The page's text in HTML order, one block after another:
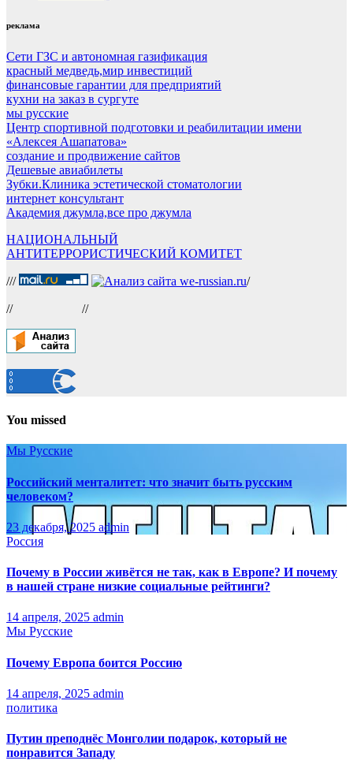
реклама
Сети ГЗС и автономная газификация
красный медведь,мир инвестиций
финансовые гарантии для предприятий
кухни на заказ в сургуте
мы русские
Центр спортивной подготовки и реабилитации имени
«Алексея Ашапатова»
создание и продвижение сайтов
Дешевые авиабилеты
Зубки.Клиника эстетической стоматологии
интернет консультант
Академия джумла,все про джумла
НАЦИОНАЛЬНЫЙ
АНТИТЕРРОРИСТИЧЕСКИЙ КОМИТЕТ
/// /
// //
You missed
Мы Русские
Российский менталитет: что значит быть русским
человеком?
23 декабря, 2025 admin
Россия
Почему в России живётся не так, как в Европе? И почему
в нашей стране низкие социальные рейтинги?
14 апреля, 2025 admin
Мы Русские
Почему Европа боится Россию
14 апреля, 2025 admin
политика
Путин преподнёс Монголии подарок, который не
понравится Западу